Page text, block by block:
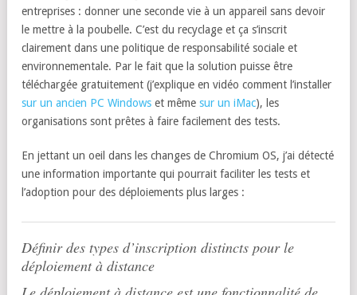
entreprises : donner une seconde vie à un appareil sans devoir
le mettre à la poubelle. C’est du recyclage et ça s’inscrit
clairement dans une politique de responsabilité sociale et
environnementale. Par le fait que la solution puisse être
téléchargée gratuitement (j’explique en vidéo comment l’installer
sur un ancien PC Windows et même sur un iMac), les
organisations sont prêtes à faire facilement des tests.
En jettant un oeil dans les changes de Chromium OS, j’ai détecté
une information importante qui pourrait faciliter les tests et
l’adoption pour des déploiements plus larges :
Définir des types d’inscription distincts pour le
déploiement à distance